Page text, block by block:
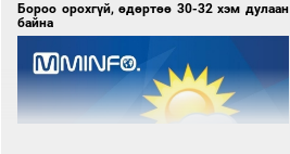
Бороо орохгүй, өдөртөө 30-32 хэм дулаан
байна